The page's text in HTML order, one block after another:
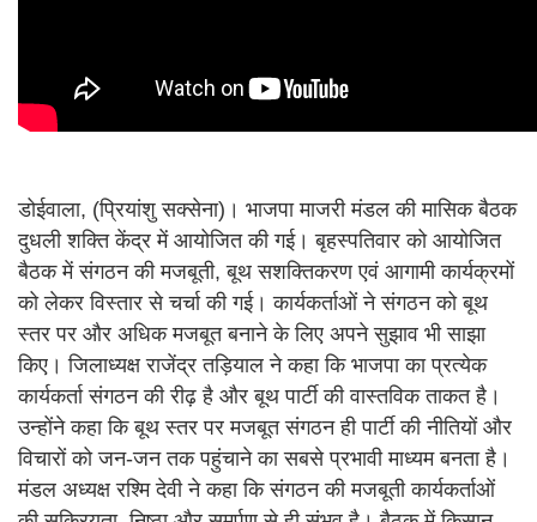
डोईवाला, (प्रियांशु सक्सेना)। भाजपा माजरी मंडल की मासिक बैठक
दुधली शक्ति केंद्र में आयोजित की गई। बृहस्पतिवार को आयोजित
बैठक में संगठन की मजबूती, बूथ सशक्तिकरण एवं आगामी कार्यक्रमों
को लेकर विस्तार से चर्चा की गई। कार्यकर्ताओं ने संगठन को बूथ
स्तर पर और अधिक मजबूत बनाने के लिए अपने सुझाव भी साझा
किए। जिलाध्यक्ष राजेंद्र तड़ियाल ने कहा कि भाजपा का प्रत्येक
कार्यकर्ता संगठन की रीढ़ है और बूथ पार्टी की वास्तविक ताकत है।
उन्होंने कहा कि बूथ स्तर पर मजबूत संगठन ही पार्टी की नीतियों और
विचारों को जन-जन तक पहुंचाने का सबसे प्रभावी माध्यम बनता है।
मंडल अध्यक्ष रश्मि देवी ने कहा कि संगठन की मजबूती कार्यकर्ताओं